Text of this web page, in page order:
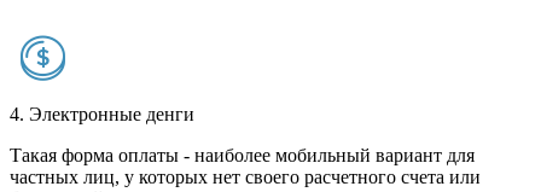
4. Электронные денги
Такая форма оплаты - наиболее мобильный вариант для
частных лиц, у которых нет своего расчетного счета или